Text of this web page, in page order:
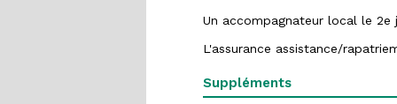
Un accompagnateur local le
L'assurance assistance/
Suppléments